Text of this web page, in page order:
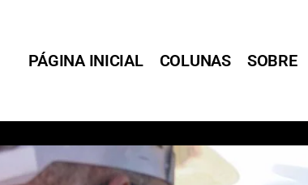
PÁGINA INICIAL COLUNAS SOBRE